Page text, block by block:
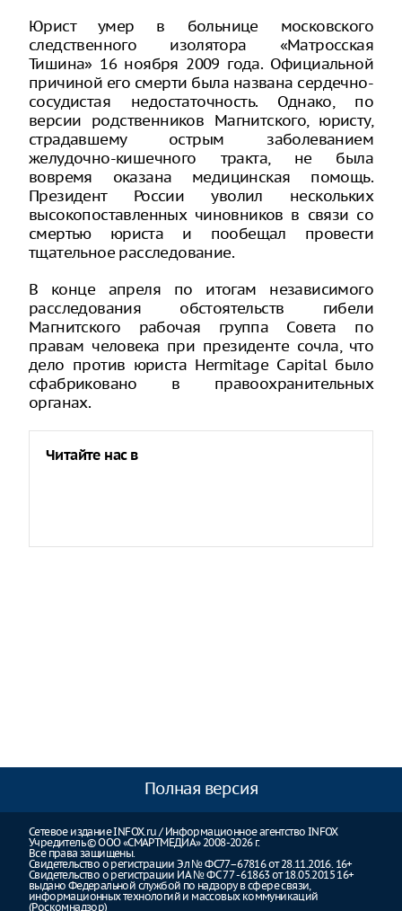
Юрист умер в больнице московского
следственного изолятора «Матросская
Тишина» 16 ноября 2009 года. Официальной
причиной его смерти была названа сердечно-
сосудистая недостаточность. Однако, по
версии родственников Магнитского, юристу,
страдавшему острым заболеванием
желудочно-кишечного тракта, не была
вовремя оказана медицинская помощь.
Президент России уволил нескольких
высокопоставленных чиновников в связи со
смертью юриста и пообещал провести
тщательное расследование.
В конце апреля по итогам независимого
расследования обстоятельств гибели
Магнитского рабочая группа Совета по
правам человека при президенте сочла, что
дело против юриста Hermitage Capital было
сфабриковано в правоохранительных
органах.
Читайте нас в
Полная версия
Сетевое издание INFOX.ru / Информационное агентство INFOX
Учредитель © ООО «СМАРТМЕДИА» 2008-2026 г.
Все права защищены.
Свидетельство о регистрации Эл № ФС77–67816 от 28.11.2016. 16+
Свидетельство о регистрации ИА № ФС 77 - 61863 от 18.05.2015 16+
выдано Федеральной службой по надзору в сфере связи,
информационных технологий и массовых коммуникаций
(Роскомнадзор)